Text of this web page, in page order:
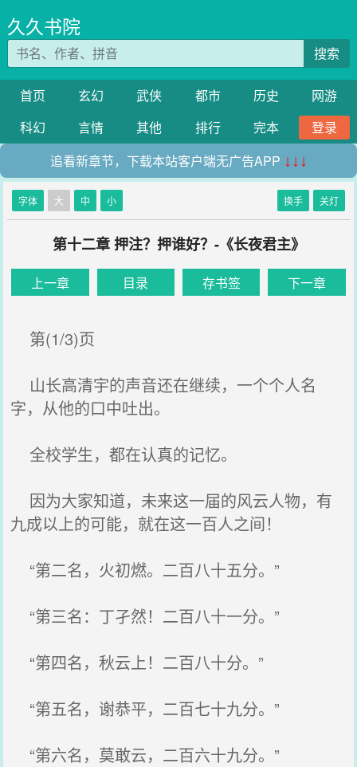
久久书院
搜索
首页 玄幻 武侠 都市 历史
网游
科幻
言情 其他 排行 完本
登录
追看新章节，下载本站客户端无广告APP ↓↓↓
字体 大 中 小 换手 关灯
第十二章 押注？押谁好？-《长夜君主》
上一章 目录 存书签 下一章
第(1/3)页
山长高清宇的声音还在继续，一个个人名
字，从他的口中吐出。
全校学生，都在认真的记忆。
因为大家知道，未来这一届的风云人物，有
九成以上的可能，就在这一百人之间！
“第二名，火初燃。二百八十五分。”
“第三名：丁孑然！二百八十一分。”
“第四名，秋云上！二百八十分。”
“第五名，谢恭平，二百七十九分。”
“第六名，莫敢云，二百六十九分。”